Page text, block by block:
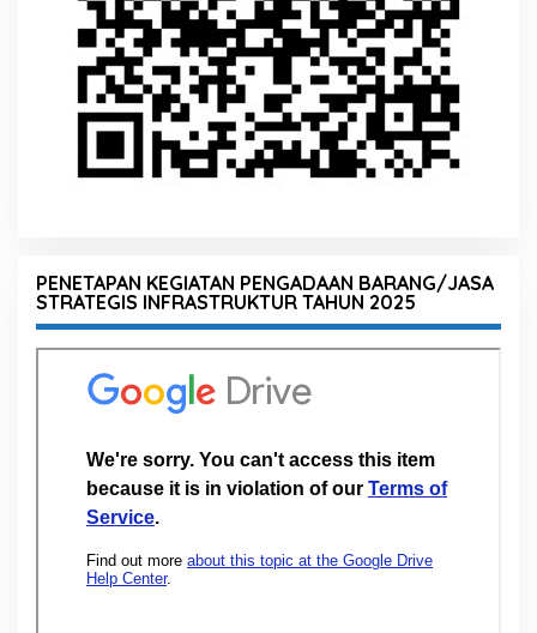
PENETAPAN KEGIATAN PENGADAAN BARANG/JASA
STRATEGIS INFRASTRUKTUR TAHUN 2025